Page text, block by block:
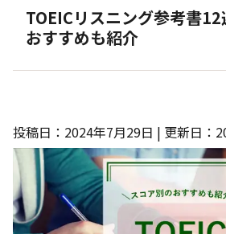
TOEICリスニング参考書
おすすめも紹介
投稿日：2024年7月29日 | 更新日：